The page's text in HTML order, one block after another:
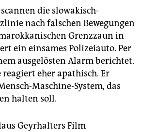
die slowakisch-
nach falschen Bewegungen
Grenzzaun in
ein einsames Polizeiauto. Per
ausgelösten Alarm berichtet.
eher apathisch. Er
Maschine-System, das
halten soll.
Geyrhalters Film